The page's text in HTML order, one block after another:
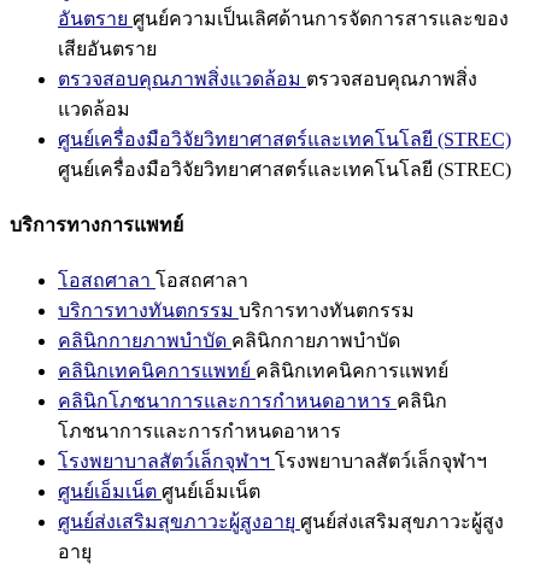
อันตราย ศูนย์ความเป็นเลิศด้านการจัดการสารและของ
เสียอันตราย
ตรวจสอบคุณภาพสิ่งแวดล้อม ตรวจสอบคุณภาพสิ่ง
แวดล้อม
ศูนย์เครื่องมือวิจัยวิทยาศาสตร์และเทคโนโลยี (STREC)
ศูนย์เครื่องมือวิจัยวิทยาศาสตร์และเทคโนโลยี (STREC)
บริการทางการแพทย์
โอสถศาลา โอสถศาลา
บริการทางทันตกรรม บริการทางทันตกรรม
คลินิกกายภาพบำบัด คลินิกกายภาพบำบัด
คลินิกเทคนิคการแพทย์ คลินิกเทคนิคการแพทย์
คลินิกโภชนาการและการกำหนดอาหาร คลินิก
โภชนาการและการกำหนดอาหาร
โรงพยาบาลสัตว์เล็กจุฬาฯ โรงพยาบาลสัตว์เล็กจุฬาฯ
ศูนย์เอ็มเน็ต ศูนย์เอ็มเน็ต
ศูนย์ส่งเสริมสุขภาวะผู้สูงอายุ ศูนย์ส่งเสริมสุขภาวะผู้สูง
อายุ